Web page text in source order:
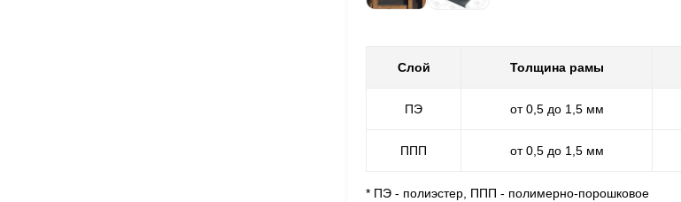
Слой Толщина рамы
ПЭ от 0,5 до 1,5 мм
ППП от 0,5 до 1,5 мм
* ПЭ - полиэстер, ППП - полимерно-порошковое